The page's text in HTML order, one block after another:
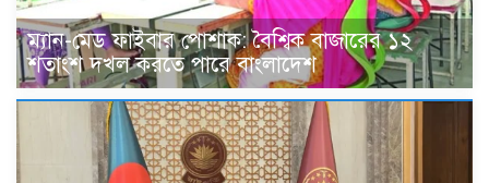
ম্যান-মেড ফাইবার পোশাক: বৈশ্বিক বাজারের ১২
শতাংশ দখল করতে পারে বাংলাদেশ